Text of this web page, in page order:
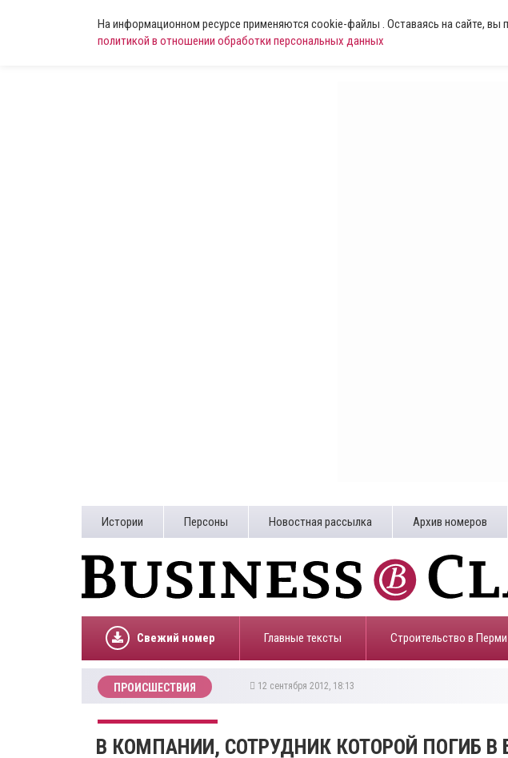
На информационном ресурсе применяются cookie-файлы . Оставаясь на сайте, вы
политикой в отношении обработки персональных данных
Истории Персоны Новостная рассылка Архив номеров
Свежий номер Главные тексты Строительство в Перми
ПРОИСШЕСТВИЯ 12 сентября 2012, 18:13
В КОМПАНИИ, СОТРУДНИК КОТОРОЙ ПОГИБ В